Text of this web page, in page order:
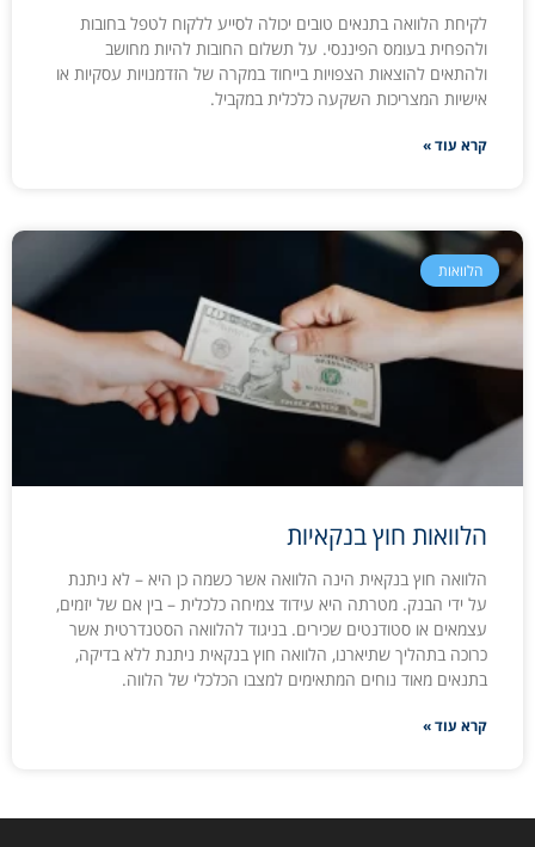
לקיחת הלוואה בתנאים טובים יכולה לסייע ללקוח לטפל בחובות
ולהפחית בעומס הפיננסי. על תשלום החובות להיות מחושב
ולהתאים להוצאות הצפויות בייחוד במקרה של הזדמנויות עסקיות או
אישיות המצריכות השקעה כלכלית במקביל.
קרא עוד »
הלוואות
הלוואות חוץ בנקאיות
הלוואה חוץ בנקאית הינה הלוואה אשר כשמה כן היא – לא ניתנת
על ידי הבנק. מטרתה היא עידוד צמיחה כלכלית – בין אם של יזמים,
עצמאים או סטודנטים שכירים. בניגוד להלוואה הסטנדרטית אשר
כרוכה בתהליך שתיארנו, הלוואה חוץ בנקאית ניתנת ללא בדיקה,
בתנאים מאוד נוחים המתאימים למצבו הכלכלי של הלווה.
קרא עוד »